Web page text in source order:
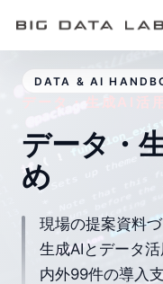
DATA & AI
データ・生成AI活
データ・
め
現場の提案資料
生成AIとデータ
内外99件の導入